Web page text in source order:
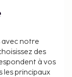
avec notre
des
à vos
les principaux